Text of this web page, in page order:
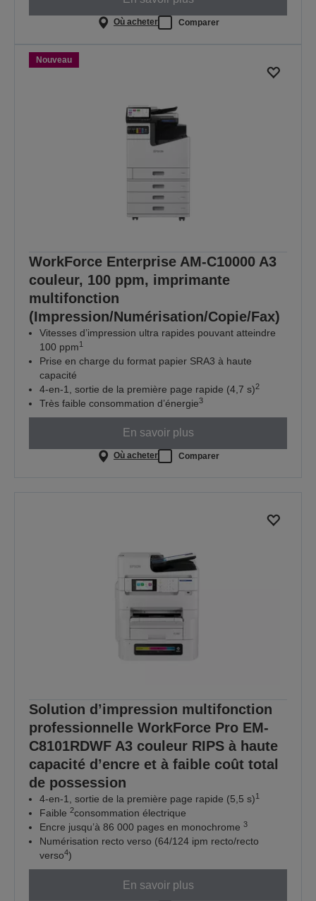
Où acheter Comparer
Nouveau
WorkForce Enterprise AM-C10000 A3
couleur, 100 ppm, imprimante
multifonction
(Impression/Numérisation/Copie/Fax)
Vitesses d’impression ultra rapides pouvant atteindre
100 ppm1
Prise en charge du format papier SRA3 à haute
capacité
4-en-1, sortie de la première page rapide (4,7 s)2
Très faible consommation d’énergie3
En savoir plus
Où acheter Comparer
Solution d’impression multifonction
professionnelle WorkForce Pro EM-
C8101RDWF A3 couleur RIPS à haute
capacité d’encre et à faible coût total
de possession
4-en-1, sortie de la première page rapide (5,5 s)1
Faible 2consommation électrique
Encre jusqu’à 86 000 pages en monochrome 3
Numérisation recto verso (64/124 ipm recto/recto
verso4)
En savoir plus